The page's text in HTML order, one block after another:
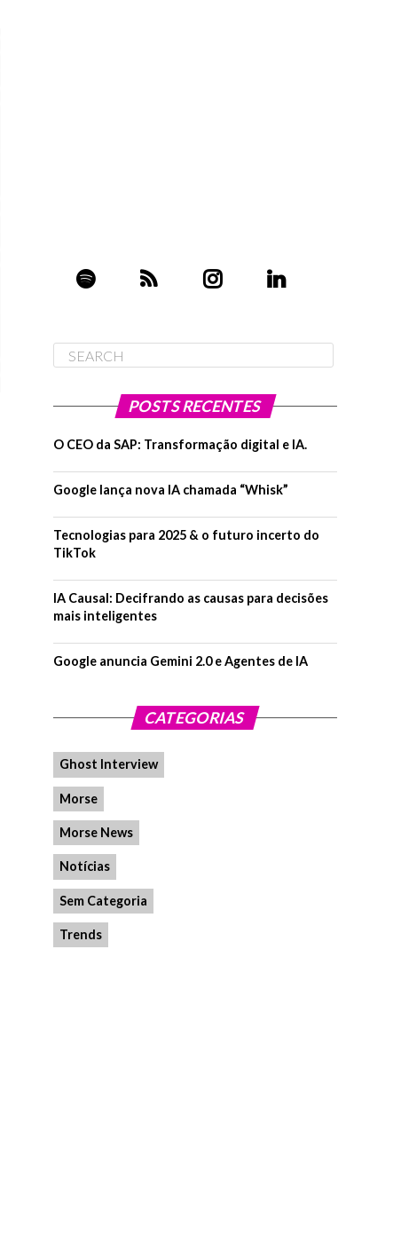
POSTS RECENTES
O CEO da SAP: Transformação digital e IA.
Google lança nova IA chamada “Whisk”
Tecnologias para 2025 & o futuro incerto do
TikTok
IA Causal: Decifrando as causas para decisões
mais inteligentes
Google anuncia Gemini 2.0 e Agentes de IA
CATEGORIAS
Ghost Interview
Morse
Morse News
Notícias
Sem Categoria
Trends